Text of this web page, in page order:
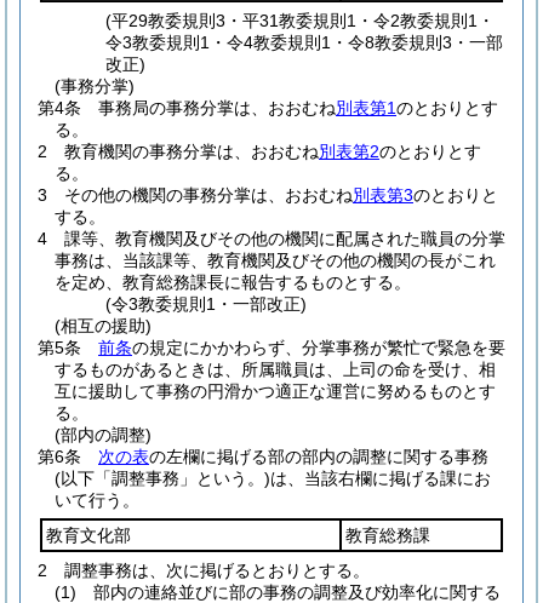
(平29教委規則3・平31教委規則1・令2教委規則1・
令3教委規則1・令4教委規則1・令8教委規則3・一部
改正)
(事務分掌)
第4条
事務局の事務分掌は、おおむね別表第1のとおりとす
る。
2
教育機関の事務分掌は、おおむね別表第2のとおりとす
る。
3
その他の機関の事務分掌は、おおむね別表第3のとおりと
する。
4
課等、教育機関及びその他の機関に配属された職員の分掌
事務は、当該課等、教育機関及びその他の機関の長がこれ
を定め、教育総務課長に報告するものとする。
(令3教委規則1・一部改正)
(相互の援助)
第5条
前条の規定にかかわらず、分掌事務が繁忙で緊急を要
するものがあるときは、所属職員は、上司の命を受け、相
互に援助して事務の円滑かつ適正な運営に努めるものとす
る。
(部内の調整)
第6条
次の表の左欄に掲げる部の部内の調整に関する事務
(以下「調整事務」という。)は、当該右欄に掲げる課にお
いて行う。
教育文化部
教育総務課
2
調整事務は、次に掲げるとおりとする。
(1)
部内の連絡並びに部の事務の調整及び効率化に関する